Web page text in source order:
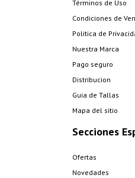
Términos de Uso
Condiciones de
Politica de
Nuestra Marca
Pago seguro
Distribucion
Guia de Tallas
Mapa del sitio
Secciones
Ofertas
Novedades